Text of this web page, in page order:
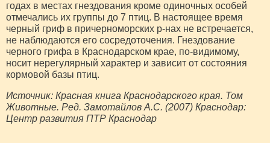
годах в местах гнездования кроме одиночных особей
отмечались их группы до 7 птиц. В настоящее время
черный гриф в причерноморских р-нах не встречается,
не наблюдаются его сосредоточения. Гнездование
черного грифа в Краснодарском крае, по-видимому,
носит нерегулярный характер и зависит от состояния
кормовой базы птиц.
Источник: Красная книга Краснодарского края. Том
Животные. Ред. Замотайлов А.С. (2007) Краснодар:
Центр развития ПТР Краснодар